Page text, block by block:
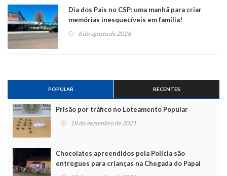
Dia dos Pais no CSP: uma manhã para criar
memórias inesquecíveis em família!
6 de agosto de 2026
POPULAR RECENTES
Prisão por tráfico no Loteamento Popular
18 de dezembro de 2021
Chocolates apreendidos pela Polícia são
entregues para crianças na Chegada do Papai
Noel